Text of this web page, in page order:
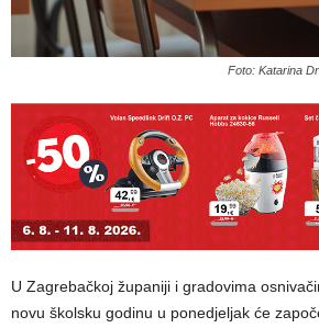
Foto: Katarina
U Zagrebačkoj županiji i gradovima
novu školsku godinu u ponedjeljak će